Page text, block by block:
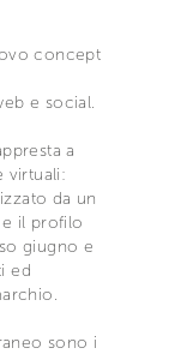
concept
e social.
a
virtuali:
da un
il profilo
giugno e
ed
sono i